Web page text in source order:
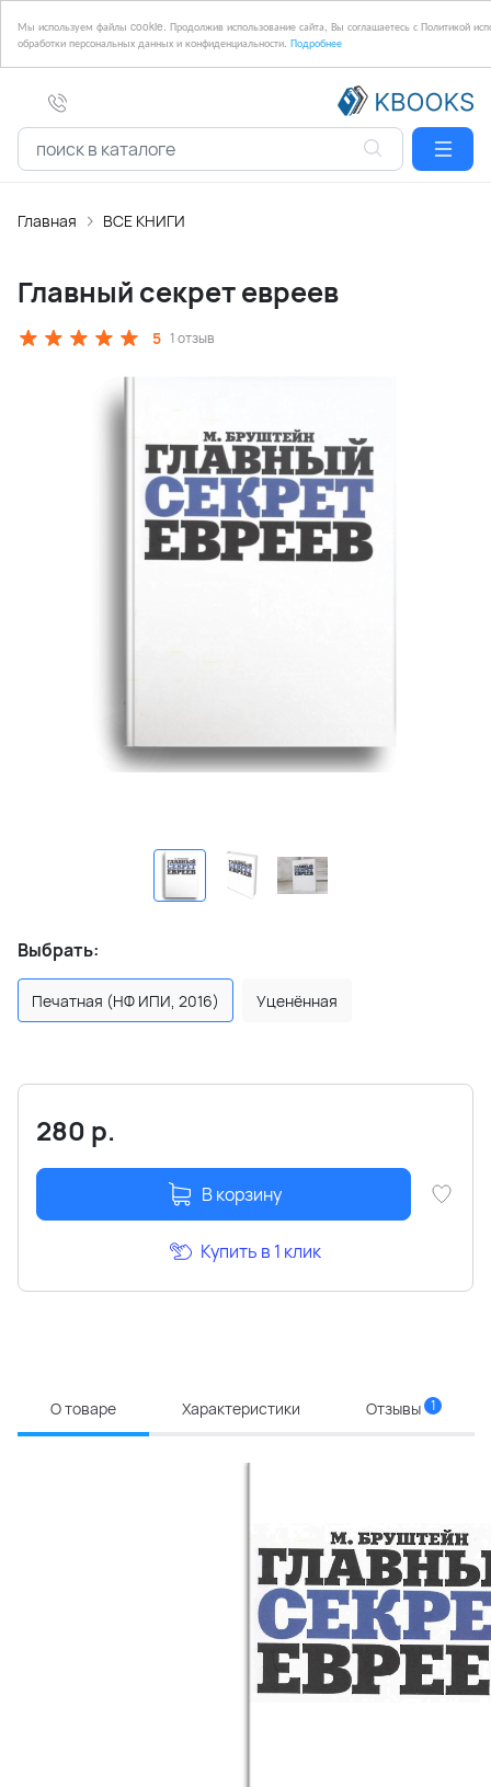
Мы используем файлы cookie. Продолжив использование сайта, Вы соглашаетесь с Политикой
обработки персональных данных и конфиденциальности. Подробнее
Главная ВСЕ КНИГИ
Главный секрет евреев
5 1 отзыв
Выбрать:
Печатная (НФ ИПИ, 2016) Уценённая
280 р.
В корзину
Купить в 1 клик
О товаре Характеристики Отзывы 1